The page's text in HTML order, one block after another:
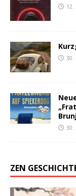
12.
30.
30.
ZEN